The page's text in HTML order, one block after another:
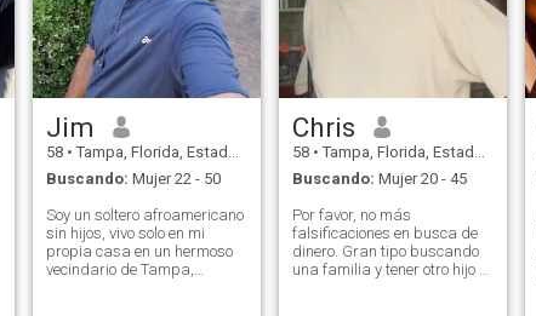
Jim
58 • Tampa, Florida, Estados Unidos
Buscando: Mujer 22 - 50
Soy un soltero afroamericano
sin hijos, vivo solo en mi
propia casa en un hermoso
vecindario de Tampa,
Chris
58 • Tampa, Florida, Estados Unidos
Buscando: Mujer 20 - 45
Por favor, no más
falsificaciones en busca de
dinero. Gran tipo buscando
una familia y tener otro hijo o